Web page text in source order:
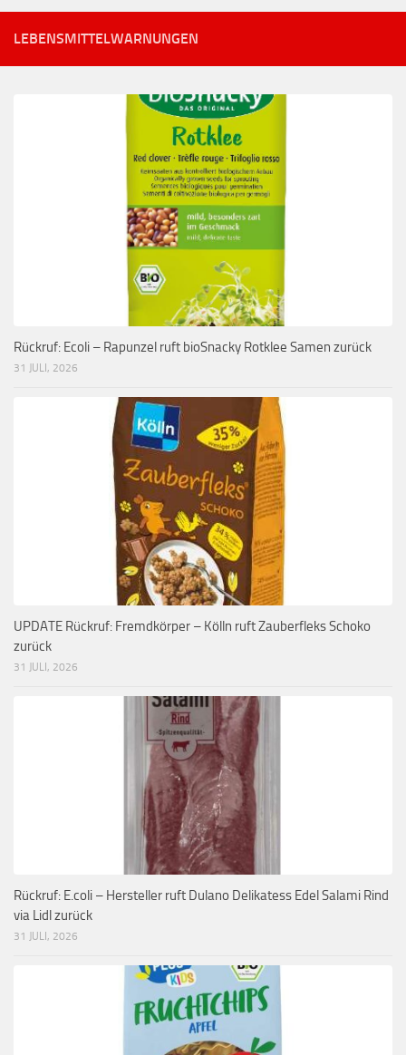
LEBENSMITTELWARNUNGEN
Rückruf: Ecoli – Rapunzel ruft bioSnacky Rotklee Samen zurück
31 JULI, 2026
UPDATE Rückruf: Fremdkörper – Kölln ruft Zauberfleks Schoko
zurück
31 JULI, 2026
Rückruf: E.coli – Hersteller ruft Dulano Delikatess Edel Salami Rind
via Lidl zurück
31 JULI, 2026